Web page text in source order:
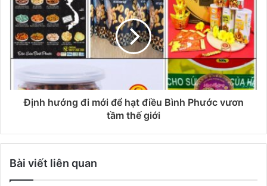
Định hướng đi mới để hạt điều Bình Phước vươn
tầm thế giới
Bài viết liên quan